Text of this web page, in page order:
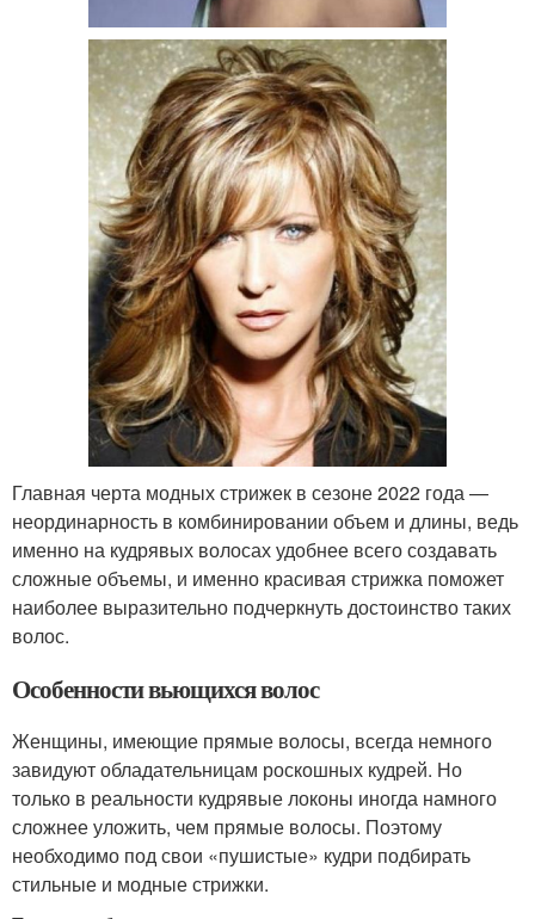
Главная черта модных стрижек в сезоне 2022 года —
неординарность в комбинировании объем и длины, ведь
именно на кудрявых волосах удобнее всего создавать
сложные объемы, и именно красивая стрижка поможет
наиболее выразительно подчеркнуть достоинство таких
волос.
Особенности вьющихся волос
Женщины, имеющие прямые волосы, всегда немного
завидуют обладательницам роскошных кудрей. Но
только в реальности кудрявые локоны иногда намного
сложнее уложить, чем прямые волосы. Поэтому
необходимо под свои «пушистые» кудри подбирать
стильные и модные стрижки.